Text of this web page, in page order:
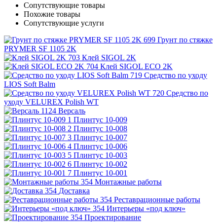
Сопутствующие товары
Похожие товары
Сопутствующие услуги
Грунт по стяжке
PRYMER SF 1105 2K
Клей SIGOL 2K
Клей SIGOL ECO 2K
Средство по уходу
LIOS Soft Balm
Средство по
уходу VELUREX Polish WT
Версаль
Плинтус 10-009
Плинтус 10-008
Плинтус 10-007
Плинтус 10-006
Плинтус 10-003
Плинтус 10-002
Плинтус 10-001
Монтажные работы
Доставка
Реставрационные работы
Интерьеры «под ключ»
Проектирование